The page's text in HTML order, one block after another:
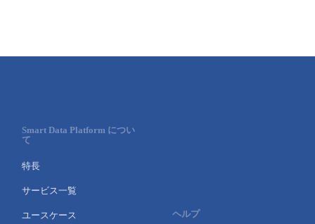
Smart Data Platform につい
て
特長
サービス一覧
ユースケース ヘルプ